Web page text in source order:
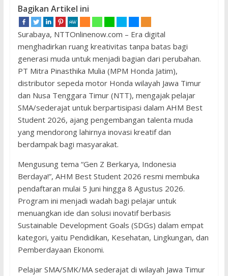
Bagikan Artikel ini
Surabaya, NTTOnlinenow.com – Era digital
menghadirkan ruang kreativitas tanpa batas bagi
generasi muda untuk menjadi bagian dari perubahan.
PT Mitra Pinasthika Mulia (MPM Honda Jatim),
distributor sepeda motor Honda wilayah Jawa Timur
dan Nusa Tenggara Timur (NTT), mengajak pelajar
SMA/sederajat untuk berpartisipasi dalam AHM Best
Student 2026, ajang pengembangan talenta muda
yang mendorong lahirnya inovasi kreatif dan
berdampak bagi masyarakat.
Mengusung tema “Gen Z Berkarya, Indonesia
Berdaya!”, AHM Best Student 2026 resmi membuka
pendaftaran mulai 5 Juni hingga 8 Agustus 2026.
Program ini menjadi wadah bagi pelajar untuk
menuangkan ide dan solusi inovatif berbasis
Sustainable Development Goals (SDGs) dalam empat
kategori, yaitu Pendidikan, Kesehatan, Lingkungan, dan
Pemberdayaan Ekonomi.
Pelajar SMA/SMK/MA sederajat di wilayah Jawa Timur